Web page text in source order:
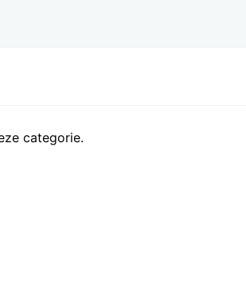
categorie.